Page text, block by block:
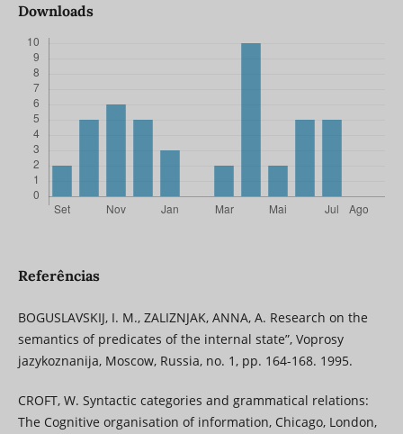
Downloads
Referências
BOGUSLAVSKIJ, I. M., ZALIZNJAK, ANNA, A. Research on the
semantics of predicates of the internal state”, Voprosy
jazykoznanija, Moscow, Russia, no. 1, pp. 164-168. 1995.
CROFT, W. Syntactic categories and grammatical relations:
The Cognitive organisation of information, Chicago, London,